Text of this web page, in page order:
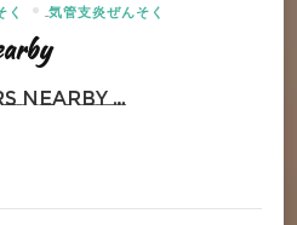
く 気管支炎ぜんそく
nearby …